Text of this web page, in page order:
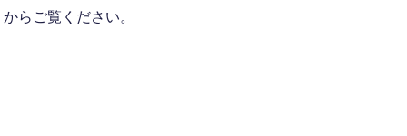
らご覧ください。